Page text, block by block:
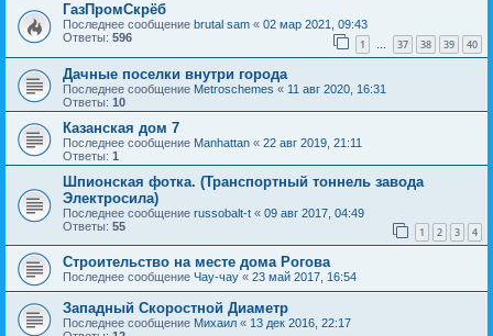
ГазПромСкрёб
Последнее сообщение brutal sam « 02 мар 2021, 09:43
Ответы: 596 1 … 37 38 39 40
Дачные поселки внутри города
Последнее сообщение Metroschemes « 11 авг 2020, 16:31
Ответы: 10
Казанская дом 7
Последнее сообщение Manhattan « 22 авг 2019, 21:11
Ответы: 1
Шпионская фотка. (Транспортный тоннель завода
Электросила)
Последнее сообщение russobalt-t « 09 авг 2017, 04:49
Ответы: 55 1 2 3 4
Строительство на месте дома Рогова
Последнее сообщение Чау-чау « 23 май 2017, 16:54
Западный Скоростной Диаметр
Последнее сообщение Михаил « 13 дек 2016, 22:17